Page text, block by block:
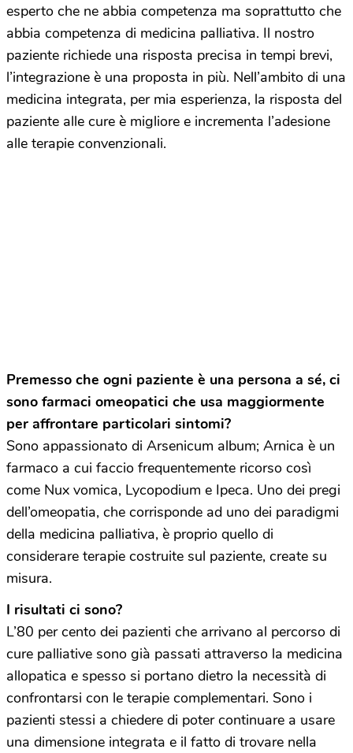
esperto che ne abbia competenza ma soprattutto che
abbia competenza di medicina palliativa. Il nostro
paziente richiede una risposta precisa in tempi brevi,
l’integrazione è una proposta in più. Nell’ambito di una
medicina integrata, per mia esperienza, la risposta del
paziente alle cure è migliore e incrementa l’adesione
alle terapie convenzionali.
Premesso che ogni paziente è una persona a sé, ci
sono farmaci omeopatici che usa maggiormente
per affrontare particolari sintomi?
Sono appassionato di Arsenicum album; Arnica è un
farmaco a cui faccio frequentemente ricorso così
come Nux vomica, Lycopodium e Ipeca. Uno dei pregi
dell’omeopatia, che corrisponde ad uno dei paradigmi
della medicina palliativa, è proprio quello di
considerare terapie costruite sul paziente, create su
misura.
I risultati ci sono?
L’80 per cento dei pazienti che arrivano al percorso di
cure palliative sono già passati attraverso la medicina
allopatica e spesso si portano dietro la necessità di
confrontarsi con le terapie complementari. Sono i
pazienti stessi a chiedere di poter continuare a usare
una dimensione integrata e il fatto di trovare nella